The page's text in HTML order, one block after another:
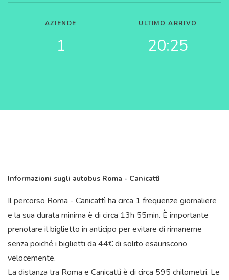
AZIENDE
1
ULTIMO ARRIVO
20:25
Informazioni sugli autobus Roma - Canicattì
Il percorso Roma - Canicattì ha circa 1 frequenze giornaliere
e la sua durata minima è di circa 13h 55min. È importante
prenotare il biglietto in anticipo per evitare di rimanerne
senza poiché i biglietti da 44€ di solito esauriscono
velocemente.
La distanza tra Roma e Canicattì è di circa 595 chilometri. Le